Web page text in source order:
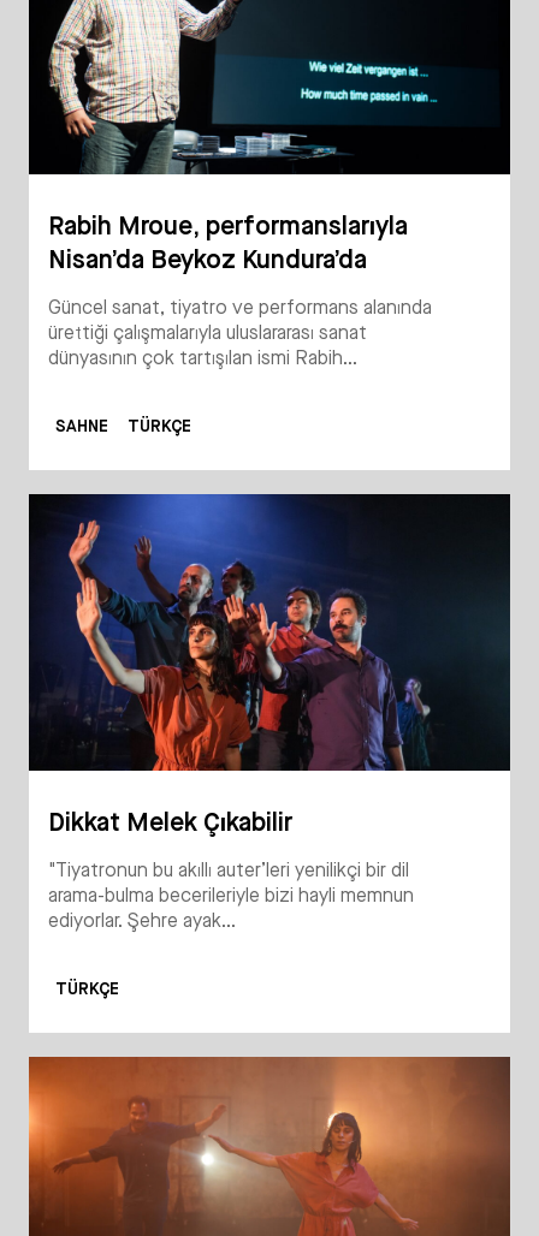
Rabih Mroue, performanslarıyla
Nisan’da Beykoz Kundura’da
Güncel sanat, tiyatro ve performans alanında
ürettiği çalışmalarıyla uluslararası sanat
dünyasının çok tartışılan ismi Rabih...
SAHNE TÜRKÇE
Dikkat Melek Çıkabilir
"Tiyatronun bu akıllı auter’leri yenilikçi bir dil
arama-bulma becerileriyle bizi hayli memnun
ediyorlar. Şehre ayak...
TÜRKÇE